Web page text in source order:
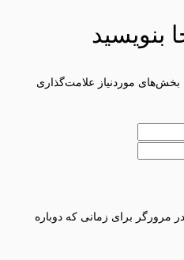
بنویسید
بخش‌های موردنیاز علامت‌گذاری
مرورگر برای زمانی که دوباره